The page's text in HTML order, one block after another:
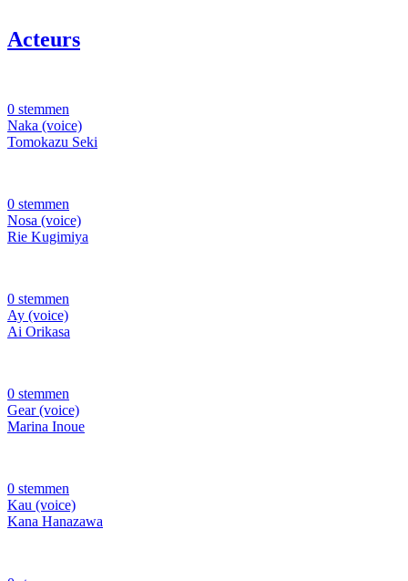
Acteurs
0 stemmen
Naka (voice)
Tomokazu Seki
0 stemmen
Nosa (voice)
Rie Kugimiya
0 stemmen
Ay (voice)
Ai Orikasa
0 stemmen
Gear (voice)
Marina Inoue
0 stemmen
Kau (voice)
Kana Hanazawa